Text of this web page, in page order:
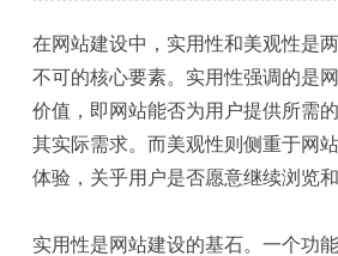
在网站建设中，实用性和美观性是
不可的核心要素。实用性强调的是
价值，即网站能否为用户提供所需
其实际需求。而美观性则侧重于网
体验，关乎用户是否愿意继续浏览和
实用性是网站建设的基石。一个功